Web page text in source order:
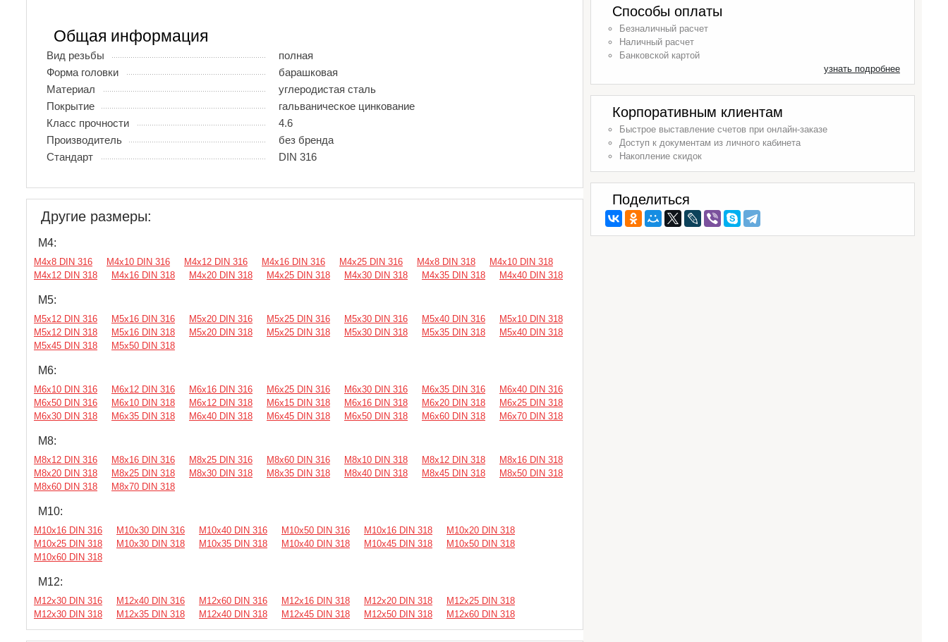
Общая информация
Вид резьбы
полная
Форма головки
барашковая
Материал
углеродистая сталь
Покрытие
гальваническое цинкование
Класс прочности
4.6
Производитель
без бренда
Стандарт
DIN 316
Другие размеры:
М4:
М4х8 DIN 316 М4х10 DIN 316 М4х12 DIN 316 М4х16 DIN 316 М4х25 DIN 316 М4х8 DIN 318
М4х10 DIN 318
М4х12 DIN 318
М4х16 DIN 318 М4х20 DIN 318 М4х25 DIN 318 М4х30 DIN 318 М4х35 DIN 318 М4х40 DIN 318
М5:
М5х12 DIN 316 М5х16 DIN 316 М5х20 DIN 316 М5х25 DIN 316 М5х30 DIN 316 М5х40 DIN 316
М5х10 DIN 318
М5х12 DIN 318
М5х16 DIN 318 М5х20 DIN 318 М5х25 DIN 318 М5х30 DIN 318 М5х35 DIN 318
М5х40 DIN 318
М5х45 DIN 318
М5х50 DIN 318
М6:
М6х10 DIN 316 М6х12 DIN 316 М6х16 DIN 316 М6х25 DIN 316 М6х30 DIN 316 М6х35 DIN 316
М6х40 DIN 316
М6х50 DIN 316
М6х10 DIN 318 М6х12 DIN 318 М6х15 DIN 318 М6х16 DIN 318 М6х20 DIN 318
М6х25 DIN 318
М6х30 DIN 318
М6х35 DIN 318 М6х40 DIN 318 М6х45 DIN 318 М6х50 DIN 318 М6х60 DIN 318 М6х70 DIN 318
М8:
М8х12 DIN 316 М8х16 DIN 316 М8х25 DIN 316 М8х60 DIN 316 М8х10 DIN 318 М8х12 DIN 318
М8х16 DIN 318
М8х20 DIN 318
М8х25 DIN 318 М8х30 DIN 318 М8х35 DIN 318 М8х40 DIN 318 М8х45 DIN 318
М8х50 DIN 318
М8х60 DIN 318
М8х70 DIN 318
М10:
М10х16 DIN 316 М10х30 DIN 316 М10х40 DIN 316 М10х50 DIN 316 М10х16 DIN 318
М10х20 DIN 318
М10х25 DIN 318
М10х30 DIN 318 М10х35 DIN 318 М10х40 DIN 318 М10х45 DIN 318
М10х50 DIN 318
М10х60 DIN 318
М12:
М12х30 DIN 316 М12х40 DIN 316 М12х60 DIN 316 М12х16 DIN 318 М12х20 DIN 318
М12х25 DIN 318
М12х30 DIN 318
М12х35 DIN 318 М12х40 DIN 318 М12х45 DIN 318 М12х50 DIN 318 М12х60 DIN 318
Способы оплаты
Безналичный расчет
Наличный расчет
Банковской картой
узнать подробнее
Корпоративным клиентам
Быстрое выставление счетов при онлайн-заказе
Доступ к документам из личного кабинета
Накопление скидок
Поделиться